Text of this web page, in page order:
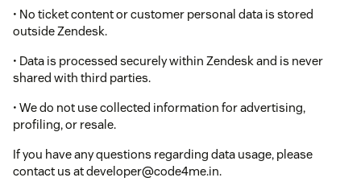
• No ticket content or customer personal data is stored
outside Zendesk.
• Data is processed securely within Zendesk and is never
shared with third parties.
• We do not use collected information for advertising,
profiling, or resale.
If you have any questions regarding data usage, please
contact us at developer@code4me.in.